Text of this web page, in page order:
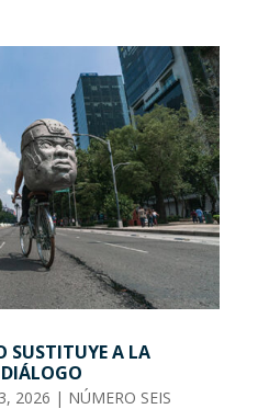
SUSTITUYE A LA
2026 | NÚMERO SEIS